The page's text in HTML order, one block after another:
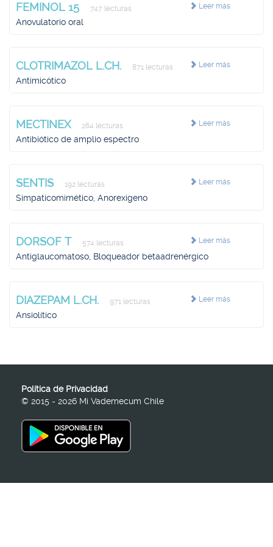
Leer más
FEMINOL 15 747 lecturas
Anovulatorio oral
Leer más
CLOTRIMAZOL L.CH. 871 lecturas
Antimicótico
Leer más
MECTINEX 264 lecturas
Antibiótico de amplio espectro
Leer más
SENTIS 192 lecturas
Simpaticomimético, Anorexígeno
Leer más
DORSOF T 574 lecturas
Antiglaucomatoso, Bloqueador betaadrenérgico
Leer más
DIAZEPAM L.CH. 971 lecturas
Ansiolítico
Política de Privacidad
© 2015 - 2026 Mi Vademecum Chile